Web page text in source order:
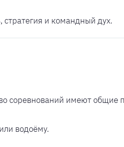
и командный дух.
соревнований имеют общие
водоёму.